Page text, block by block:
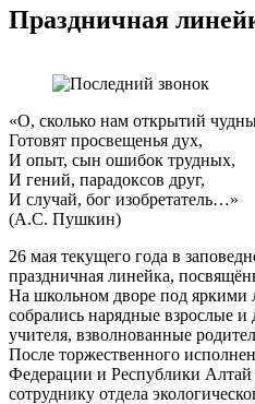
Праздничная
«О, сколько нам открытий
Готовят просвещенья дух,
И опыт, сын ошибок трудных,
И гений, парадоксов друг,
И случай, бог изобретатель…»
(А.С. Пушкин)
26 мая текущего года в
праздничная линейка,
На школьном дворе под яркими
собрались нарядные взрослые и
учителя, взволнованные
После торжественного
Федерации и Республики Алтай
сотруднику отдела